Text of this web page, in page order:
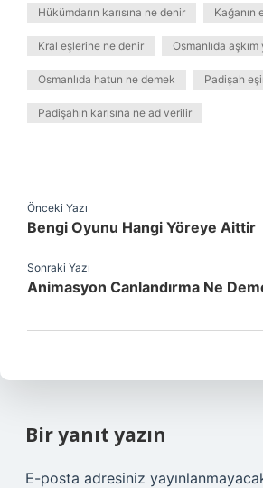
Hükümdarın karısına ne denir Kağanın
Kral eşlerine ne denir Osmanlıda
Osmanlıda hatun ne demek Padişah
Padişahın karısına ne ad verilir
Önceki Yazı
Bengi Oyunu Hangi Yöreye Aittir
Sonraki Yazı
Animasyon Canlandırma Ne
Bir yanıt yazın
E-posta adresiniz